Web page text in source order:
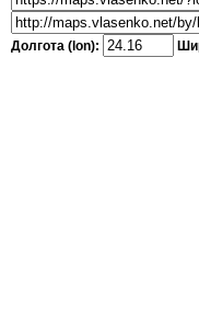
Долгота (lon):